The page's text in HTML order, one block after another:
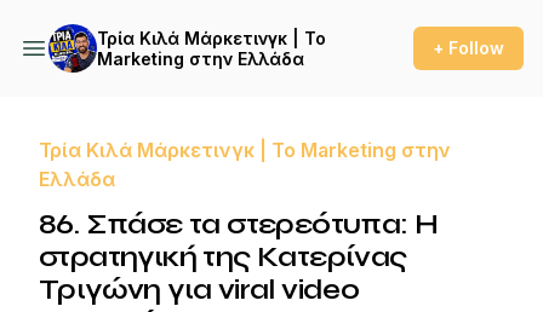
Τρία Κιλά Μάρκετινγκ | Το
Marketing στην Ελλάδα
+ Follow
Τρία Κιλά Μάρκετινγκ | Το Marketing στην
Ελλάδα
86. Σπάσε τα στερεότυπα: Η
στρατηγική της Κατερίνας
Τριγώνη για viral video